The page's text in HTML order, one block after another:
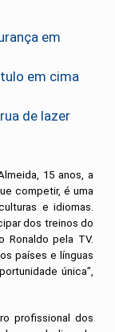
em
em cima
de lazer
15 anos, a
competir, é uma
e idiomas.
dos treinos do
Ronaldo pela TV.
países e línguas
única”,
profissional dos